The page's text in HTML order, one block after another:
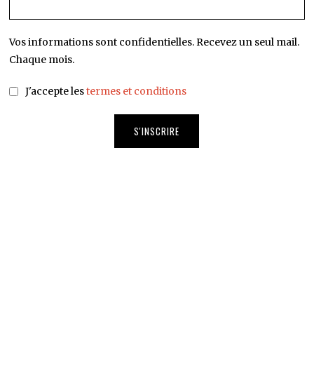
Vos informations sont confidentielles. Recevez un seul mail.
Chaque mois.
J'accepte lestermes et conditions